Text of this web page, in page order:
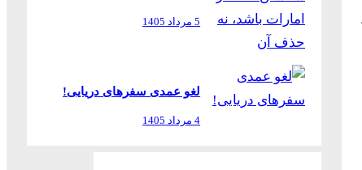
5 مرداد 1405
لغو عمدی سفرهای دریایی!
4 مرداد 1405